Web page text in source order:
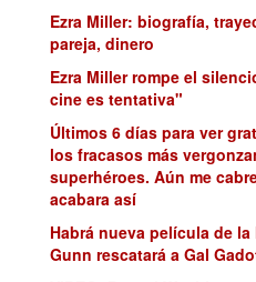
Ezra Miller: biografía,
pareja, dinero
Ezra Miller rompe el
cine es tentativa"
Últimos 6 días para ver
los fracasos más
superhéroes. Aún me
acabara así
Habrá nueva película de
Gunn rescatará a Gal